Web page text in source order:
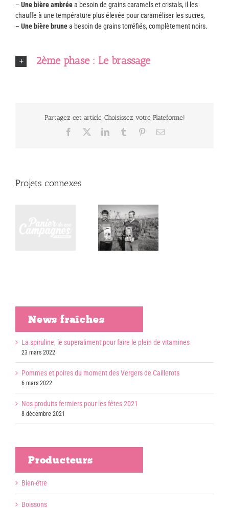
– Une bière ambréea besoin de grains caramels et cristals, il les
chauffe à une température plus élevée pour caraméliser les sucres,
– Une bière brunea besoin de grains torréfiés, complètement noirs.
2ème phase : Le brassage
Partagez cet article, Choisissez votre Plateforme!
Facebook LinkedInTumblr PinterestEmail
Projets connexes
News fraîches
La spiruline, le superaliment pour faire le plein de vitamines
23 mars 2022
Pommes et poires du moment des Vergers de Caillerots
6 mars 2022
Nos produits fermiers pour les fêtes 2021
8 décembre 2021
Producteurs
Bien-être
Boissons